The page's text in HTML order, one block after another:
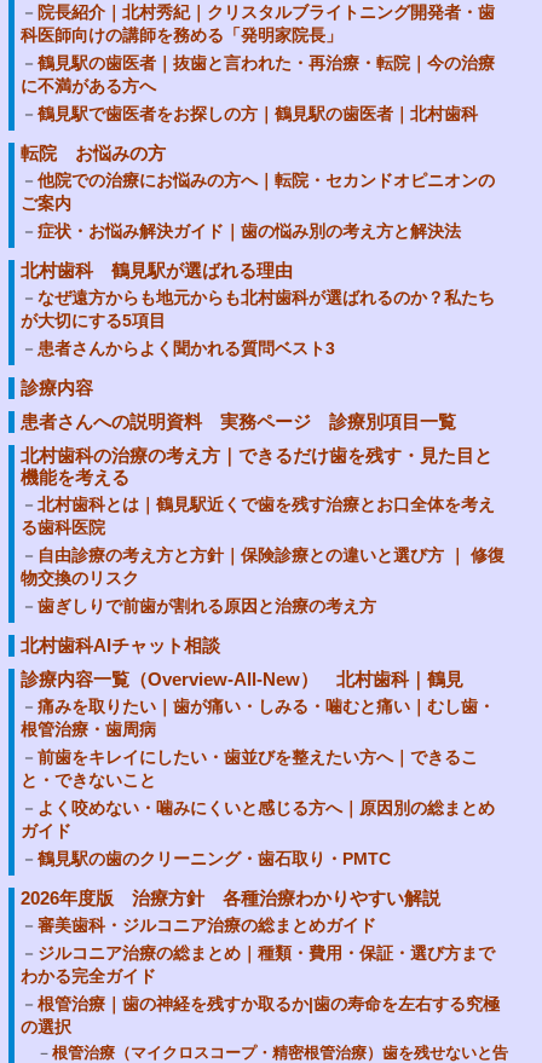
院長紹介｜北村秀紀｜クリスタルブライトニング開発者・歯
科医師向けの講師を務める「発明家院長」
鶴見駅の歯医者｜抜歯と言われた・再治療・転院｜今の治療
に不満がある方へ
鶴見駅で歯医者をお探しの方｜鶴見駅の歯医者｜北村歯科
転院 お悩みの方
他院での治療にお悩みの方へ｜転院・セカンドオピニオンの
ご案内
症状・お悩み解決ガイド｜歯の悩み別の考え方と解決法
北村歯科 鶴見駅が選ばれる理由
なぜ遠方からも地元からも北村歯科が選ばれるのか？私たち
が大切にする5項目
患者さんからよく聞かれる質問ベスト3
診療内容
患者さんへの説明資料 実務ページ 診療別項目一覧
北村歯科の治療の考え方｜できるだけ歯を残す・見た目と
機能を考える
北村歯科とは｜鶴見駅近くで歯を残す治療とお口全体を考え
る歯科医院
自由診療の考え方と方針｜保険診療との違いと選び方 ｜ 修復
物交換のリスク
歯ぎしりで前歯が割れる原因と治療の考え方
北村歯科AIチャット相談
診療内容一覧（Overview-All-New） 北村歯科｜鶴見
痛みを取りたい｜歯が痛い・しみる・噛むと痛い｜むし歯・
根管治療・歯周病
前歯をキレイにしたい・歯並びを整えたい方へ｜できるこ
と・できないこと
よく咬めない・噛みにくいと感じる方へ｜原因別の総まとめ
ガイド
鶴見駅の歯のクリーニング・歯石取り・PMTC
2026年度版 治療方針 各種治療わかりやすい解説
審美歯科・ジルコニア治療の総まとめガイド
ジルコニア治療の総まとめ｜種類・費用・保証・選び方まで
わかる完全ガイド
根管治療｜歯の神経を残すか取るか|歯の寿命を左右する究極
の選択
根管治療（マイクロスコープ・精密根管治療）歯を残せないと告